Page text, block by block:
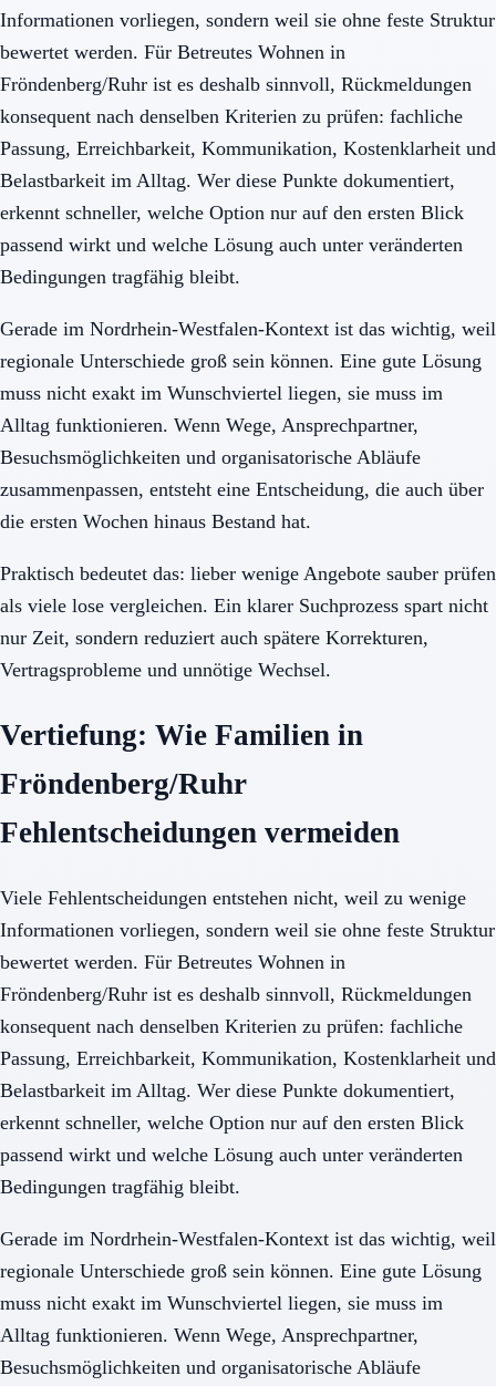
Informationen vorliegen, sondern weil sie ohne feste Struktur
bewertet werden. Für Betreutes Wohnen in
Fröndenberg/Ruhr ist es deshalb sinnvoll, Rückmeldungen
konsequent nach denselben Kriterien zu prüfen: fachliche
Passung, Erreichbarkeit, Kommunikation, Kostenklarheit und
Belastbarkeit im Alltag. Wer diese Punkte dokumentiert,
erkennt schneller, welche Option nur auf den ersten Blick
passend wirkt und welche Lösung auch unter veränderten
Bedingungen tragfähig bleibt.
Gerade im Nordrhein-Westfalen-Kontext ist das wichtig, weil
regionale Unterschiede groß sein können. Eine gute Lösung
muss nicht exakt im Wunschviertel liegen, sie muss im
Alltag funktionieren. Wenn Wege, Ansprechpartner,
Besuchsmöglichkeiten und organisatorische Abläufe
zusammenpassen, entsteht eine Entscheidung, die auch über
die ersten Wochen hinaus Bestand hat.
Praktisch bedeutet das: lieber wenige Angebote sauber prüfen
als viele lose vergleichen. Ein klarer Suchprozess spart nicht
nur Zeit, sondern reduziert auch spätere Korrekturen,
Vertragsprobleme und unnötige Wechsel.
Vertiefung: Wie Familien in
Fröndenberg/Ruhr
Fehlentscheidungen vermeiden
Viele Fehlentscheidungen entstehen nicht, weil zu wenige
Informationen vorliegen, sondern weil sie ohne feste Struktur
bewertet werden. Für Betreutes Wohnen in
Fröndenberg/Ruhr ist es deshalb sinnvoll, Rückmeldungen
konsequent nach denselben Kriterien zu prüfen: fachliche
Passung, Erreichbarkeit, Kommunikation, Kostenklarheit und
Belastbarkeit im Alltag. Wer diese Punkte dokumentiert,
erkennt schneller, welche Option nur auf den ersten Blick
passend wirkt und welche Lösung auch unter veränderten
Bedingungen tragfähig bleibt.
Gerade im Nordrhein-Westfalen-Kontext ist das wichtig, weil
regionale Unterschiede groß sein können. Eine gute Lösung
muss nicht exakt im Wunschviertel liegen, sie muss im
Alltag funktionieren. Wenn Wege, Ansprechpartner,
Besuchsmöglichkeiten und organisatorische Abläufe